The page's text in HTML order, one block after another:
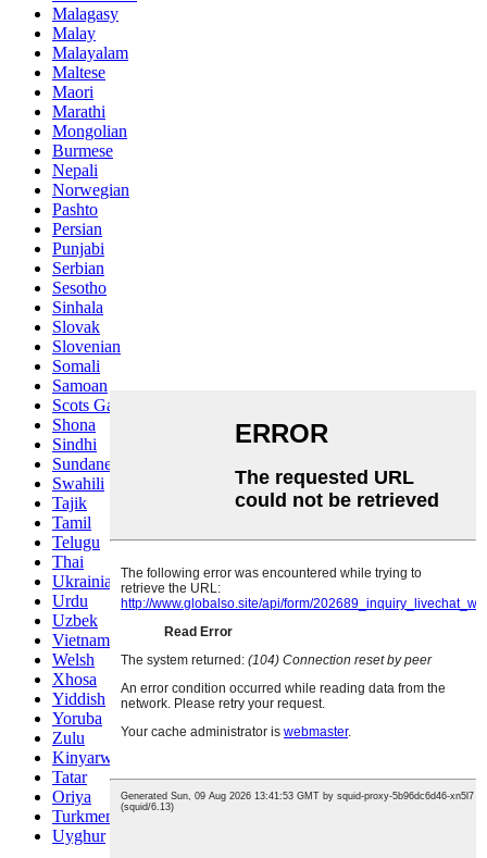
Malagasy
Malay
Malayalam
Maltese
Maori
Marathi
Mongolian
Burmese
Nepali
Norwegian
Pashto
Persian
Punjabi
Serbian
Sesotho
Sinhala
Slovak
Slovenian
Somali
Samoan
Scots Gaelic
Shona
Sindhi
Sundanese
Swahili
Tajik
Tamil
Telugu
Thai
Ukrainian
Urdu
Uzbek
Vietnamese
Welsh
Xhosa
Yiddish
Yoruba
Zulu
Kinyarwanda
Tatar
Oriya
Turkmen
Uyghur